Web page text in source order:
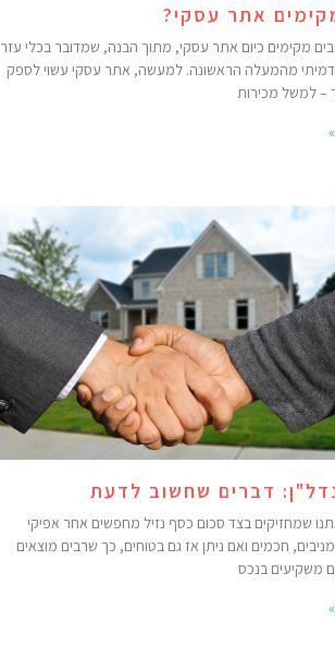
אתר עסקי?
מקימים כיום אתר עסקי, מתוך הבנה, שמדובר בכלי עזר
מהמעלה הראשונה. למעשה, אתר עסקי עשוי לספק
– למשל מכירות
דברים שחשוב לדעת
שמחזיקים בצד סכום כסף נזיל מחפשים אחר אפיקי
חכמים ואם ניתן אז גם בטוחים, כך שרבים מוצאים
משקיעים בנכס